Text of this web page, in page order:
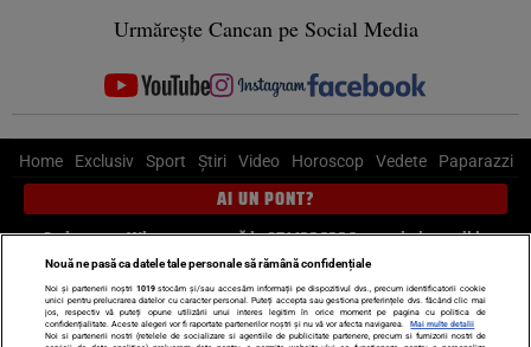
Urmărește Cancan pe Social Media
Home Exclusiv Sport Știri Video Horoscop Vedete Paparazzi
AI UN PONT?
Scrie-ne pe Whatsapp, sună la 0741226226 sau trimite mail la
pont@cancan.ro
Știri interne Știri externe
Politică
Nouă ne pasă ca datele tale personale să rămână confidențiale
Noi și partenerii noștri 1019stocăm și/sau accesăm informații pe dispozitivul dvs., precum identificatorii cookie
unici pentru prelucrarea datelor cu caracter personal. Puteți accepta sau gestiona preferințele dvs. făcând clic mai
jos, respectiv vă puteți opune utilizării unui interes legitim în orice moment pe pagina cu politica de
confidențialitate. Aceste alegeri vor fi raportate partenerilor noștri și nu vă vor afecta navigarea.
Mai multe detalii
Noi si partenerii nostri (retelele de socializare si agentiile de publicitate partenere, precum si furnizorii nostri de